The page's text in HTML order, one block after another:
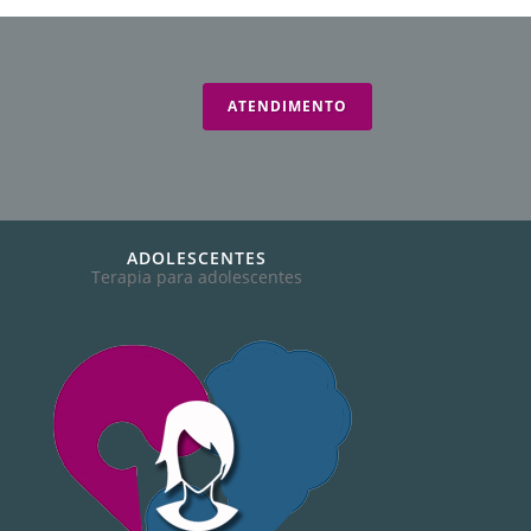
ATENDIMENTO
ADOLESCENTES
Terapia para adolescentes